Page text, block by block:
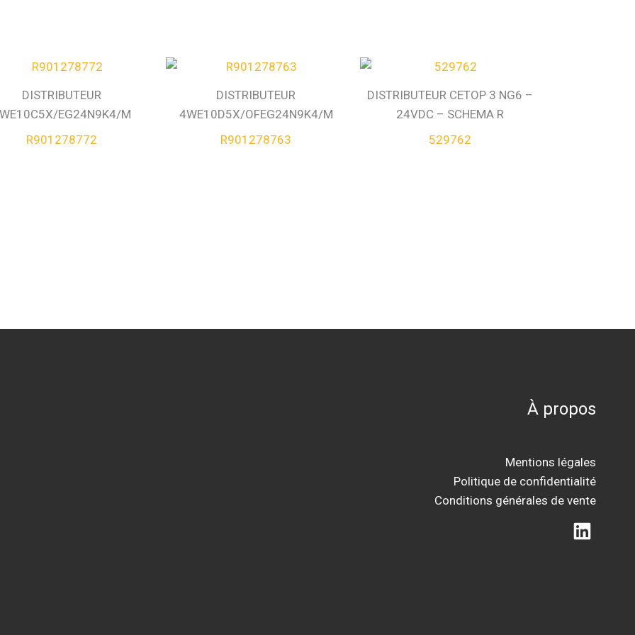
DISTRIBUTEUR
EG24N9K4/M
R901278772
DISTRIBUTEUR
4WE10D5X/OFEG24N9K4/M
R901278763
DISTRIBUTEUR CETOP 3 NG6 –
24VDC – SCHEMA R
529762
À propos
Mentions légales
Politique de confidentialité
Conditions générales de vente